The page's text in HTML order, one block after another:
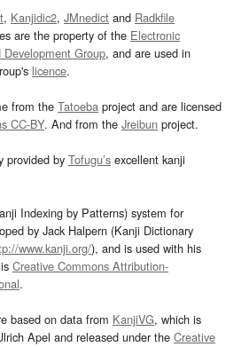
, Kanjidic2, JMnedict and Radkfile
are the property of the Electronic
Development Group, and are used in
licence.
from the Tatoeba project and are licensed
CC-BY. And from the Jreibun project.
provided by Tofugu’s excellent kanji
Indexing by Patterns) system for
by Jack Halpern (Kanji Dictionary
www.kanji.org/), and is used with his
Creative Commons Attribution-
.
based on data from KanjiVG, which is
Apel and released under the Creative